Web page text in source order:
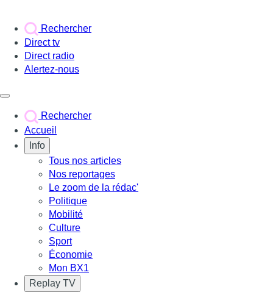
Rechercher
Direct tv
Direct radio
Alertez-nous
Rechercher
Accueil
Info
Tous nos articles
Nos reportages
Le zoom de la rédac'
Politique
Mobilité
Culture
Sport
Économie
Mon BX1
Replay TV